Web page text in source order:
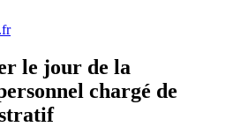
le jour de la
chargé de